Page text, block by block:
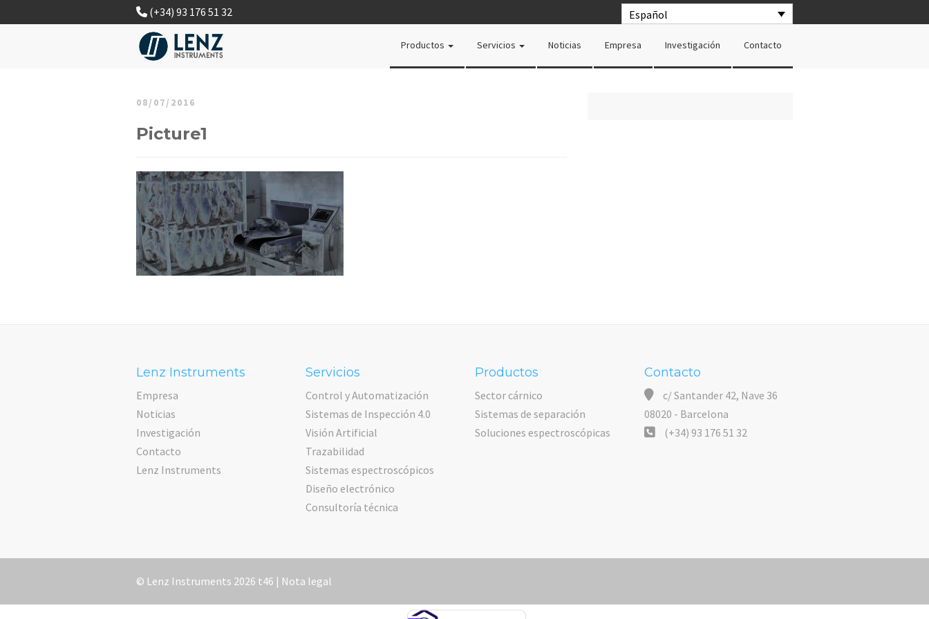
Español
(+34) 93 176 51 32
Productos Servicios Noticias Empresa Investigación Contacto
08/07/2016
Picture1
Lenz Instruments
Empresa
Noticias
Investigación
Contacto
Lenz Instruments
Servicios
Control y Automatización
Sistemas de Inspección 4.0
Visión Artificial
Trazabilidad
Sistemas espectroscópicos
Diseño electrónico
Consultoría técnica
Productos
Sector cárnico
Sistemas de separación
Soluciones espectroscópicas
Contacto
c/ Santander 42, Nave 36
08020 - Barcelona
(+34) 93 176 51 32
© Lenz Instruments 2026 t46 | Nota legal